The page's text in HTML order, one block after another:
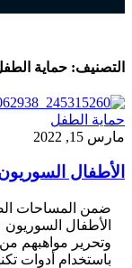
التصنيف: حماية
حماية الطفل
مارس 15, 2022
الأطفال
ضمن المساحات
الأطفال
وتحرير مواهبهم من
باستخدام أدوات